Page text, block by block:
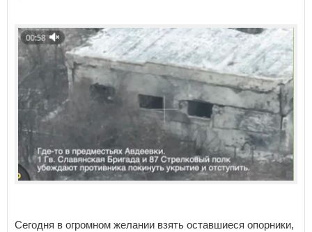
Сегодня в огромном желании взять оставшиеся опорники,